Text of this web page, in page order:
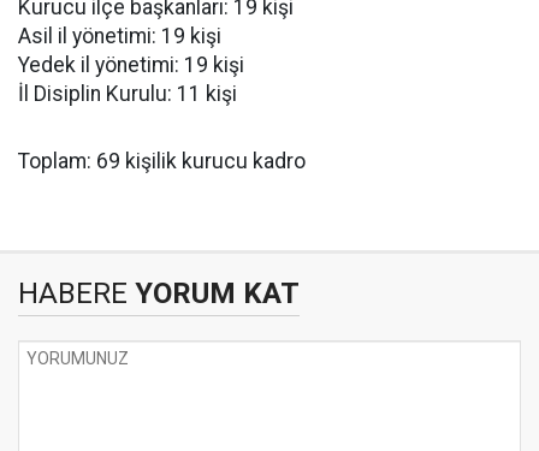
Kurucu ilçe başkanları: 19 kişi
Asil il yönetimi: 19 kişi
Yedek il yönetimi: 19 kişi
İl Disiplin Kurulu: 11 kişi
Toplam: 69 kişilik kurucu kadro
HABERE YORUM KAT